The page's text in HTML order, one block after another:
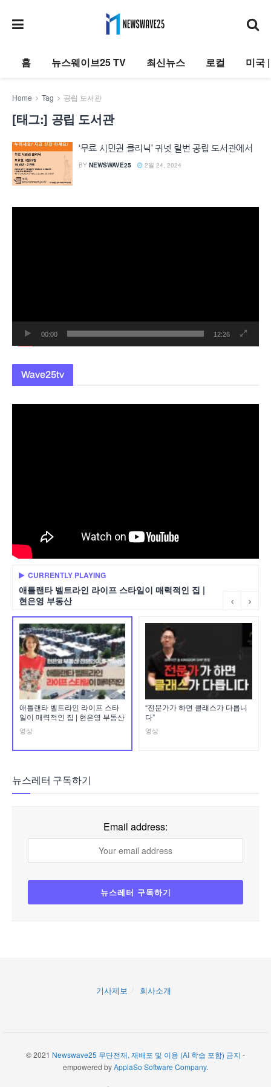
홈 뉴스웨이브25 TV 최신뉴스 로컬 미국
Home Tag 공립 도서관
[태그:] 공립 도서관
‘무료 시민권 클리닉’ 귀넷 릴번 공립 도서관에서
BY NEWSWAVE25 2월 24, 2024
00:00 12:26
Wave25tv
CURRENTLY PLAYING
애틀랜타 벨트라인 라이프 스타일이 매력적인 집 |
현은영 부동산
애틀랜타 벨트라인 라이프 스타
일이 매력적인 집 | 현은영 부동산
영상
“전문가가 하면 클래스가 다릅니
다”
영상
뉴스레터 구독하기
Email address:
기사제보 회사소개
© 2021 Newswave25 무단전재, 재배포 및 이용 (AI 학습 포함) 금지 -
empowered byApplaSo Software Company.